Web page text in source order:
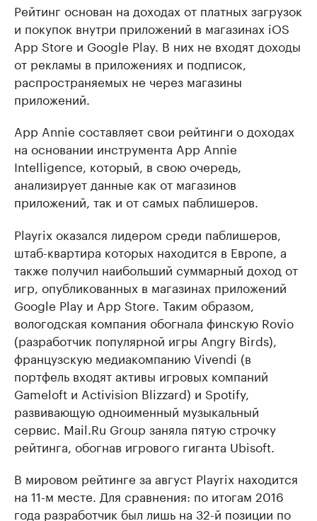
Рейтинг основан на доходах от платных загрузок
и покупок внутри приложений в магазинах iOS
App Store и Google Play. В них не входят доходы
от рекламы в приложениях и подписок,
распространяемых не через магазины
приложений.
App Annie составляет свои рейтинги о доходах
на основании инструмента App Annie
Intelligence, который, в свою очередь,
анализирует данные как от магазинов
приложений, так и от самых паблишеров.
Playrix оказался лидером среди паблишеров,
штаб-квартира которых находится в Европе, а
также получил наибольший суммарный доход от
игр, опубликованных в магазинах приложений
Google Play и App Store. Таким образом,
вологодская компания обогнала финскую Rovio
(разработчик популярной игры Angry Birds),
французскую медиакомпанию Vivendi (в
портфель входят активы игровых компаний
Gameloft и Activision Blizzard) и Spotify,
развивающую одноименный музыкальный
сервис. Mail.Ru Group заняла пятую строчку
рейтинга, обогнав игрового гиганта Ubisoft.
В мировом рейтинге за август Playrix находится
на 11-м месте. Для сравнения: по итогам 2016
года разработчик был лишь на 32-й позиции по